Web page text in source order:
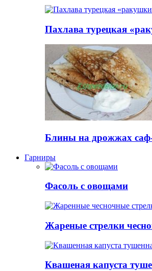
Пахлава турецкая
Блины на дрожжах
Гарниры
Фасоль с овощами
Жареные стрелки
Квашеная капуста